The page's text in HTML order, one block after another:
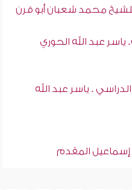
محمد شعبان أبو قرن
ياسر عبد الله الحوري
. ياسر عبد الله